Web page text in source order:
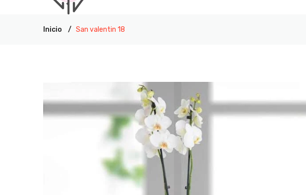
Inicio San valentin 18